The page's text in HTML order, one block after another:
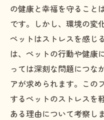
の健康と幸福を守ること
です。しかし、環境の変
ペットはストレスを感じ
は、ペットの行動や健康
っては深刻な問題につな
アが求められます。この
するペットのストレスを
ある理由について考察し